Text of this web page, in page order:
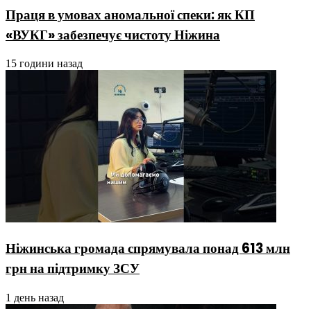
Праця в умовах аномальної спеки: як КП
«ВУКГ» забезпечує чистоту Ніжина
15 години назад
Ніжинська громада спрямувала понад 613 млн
грн на підтримку ЗСУ
1 день назад